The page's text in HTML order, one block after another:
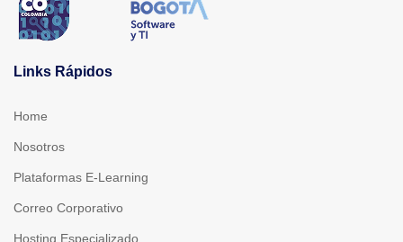
Links Rápidos
Home
Nosotros
Plataformas E-Learning
Correo Corporativo
Hosting Especializado